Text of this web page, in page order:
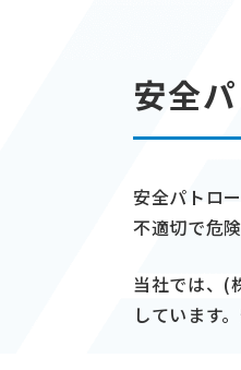
安全
安全パトロ
不適切で危
当社では、(
しています